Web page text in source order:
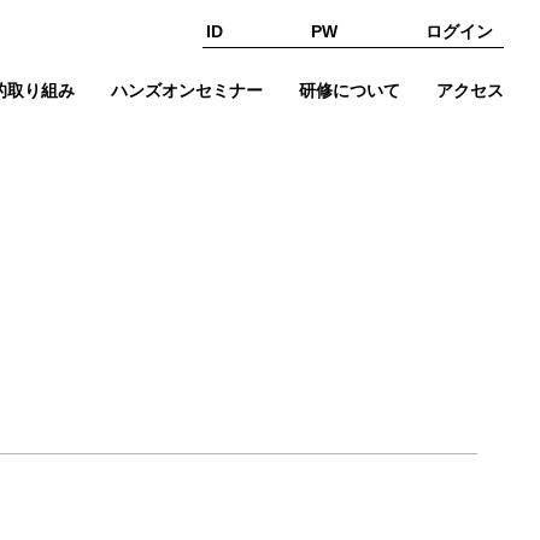
ID PW
取り組み ハンズオンセミナー 研修について アクセス